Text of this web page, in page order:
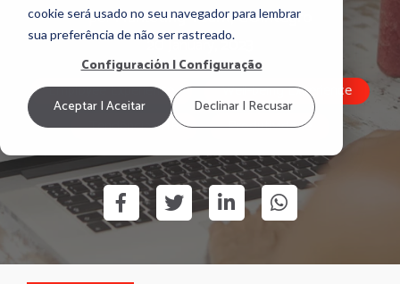
cookie será usado no seu navegador para lembrar
sua preferência de não ser rastreado.
Configuración | Configuração
Aceptar | Aceitar Declinar | Recusar
porMarketing Team, GOintegro
20 January, 2023
Employee Experience
Well-being Experience
Tendências HR
Produtividade